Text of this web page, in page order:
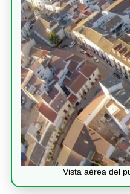
Vista aérea del